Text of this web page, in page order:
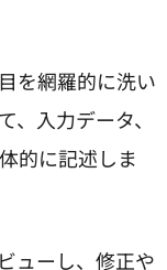
を網羅的に洗い
入力データ、
的に記述しま
ューし、修正や